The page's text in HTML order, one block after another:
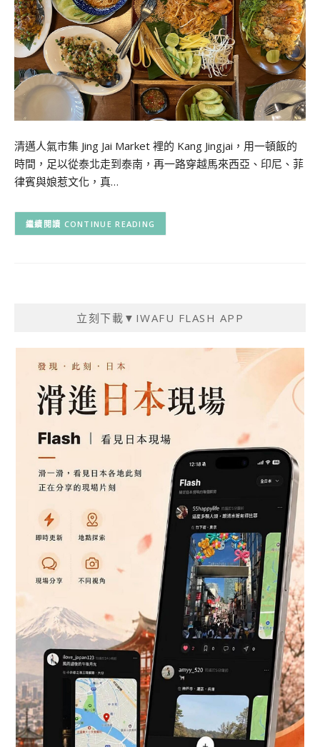
清邁人氣市集 Jing Jai Market 裡的 Kang Jingjai，用一頓飯的
時間，足以從泰北走到泰南，再一路穿越馬來西亞、印尼、菲
律賓與娘惹文化，真…
CONTINUE READING
立刻下載▼IWAFU FLASH APP